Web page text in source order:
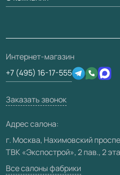
Вопрос-ответ
Отзывы клиентов
Техническая информация
Юридическая информация
3D-модели
О фабрике
Сертификаты
Производство
Вакансии
Карта сайта
Интернет-магазин
+7 (495) 16-17-555
Заказать звонок
Адрес салона:
г. Москва, Нахимовский
ТВК «Экспострой», 2 пав., 2
Все салоны фабрики